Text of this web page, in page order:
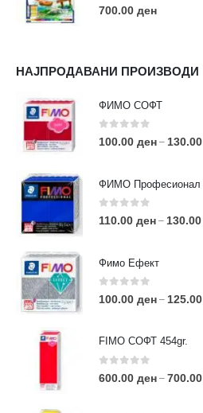
0out of 5
700.00 ден
НАЈПРОДАВАНИ ПРОИЗВОДИ
ФИМО СОФТ
0 out of 5
100.00 ден – 130.00
ФИМО Професионал
0out of 5
110.00 ден – 130.00
Фимо Ефект
0 out of 5
100.00 ден – 125.00
FIMO СОФТ 454gr.
0out of 5
600.00 ден – 700.00